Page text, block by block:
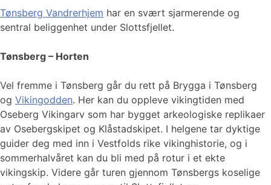
Tønsberg Vandrerhjem har en svært sjarmerende og
sentral beliggenhet under Slottsfjellet.
Tønsberg – Horten
Vel fremme i Tønsberg går du rett på Brygga i Tønsberg
og Vikingodden. Her kan du oppleve vikingtiden med
Oseberg Vikingarv som har bygget arkeologiske replikaer
av Osebergskipet og Klåstadskipet. I helgene tar dyktige
guider deg med inn i Vestfolds rike vikinghistorie, og i
sommerhalvåret kan du bli med på rotur i et ekte
vikingskip. Videre går turen gjennom Tønsbergs koselige